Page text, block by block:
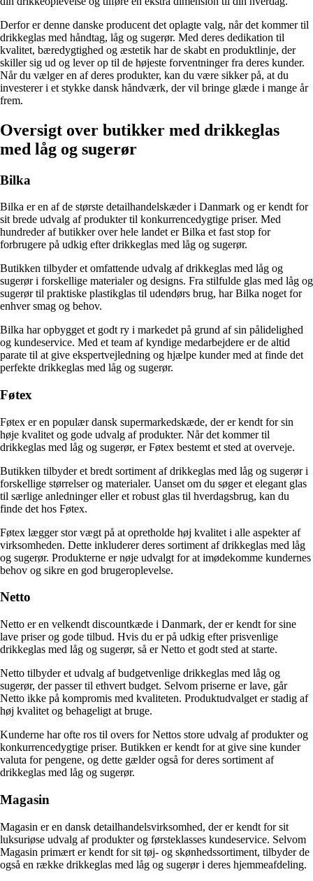
Derfor er denne danske producent det oplagte valg, når det kommer til
drikkeglas med håndtag, låg og sugerør. Med deres dedikation til
kvalitet, bæredygtighed og æstetik har de skabt en produktlinje, der
skiller sig ud og lever op til de højeste forventninger fra deres kunder.
Når du vælger en af deres produkter, kan du være sikker på, at du
investerer i et stykke dansk håndværk, der vil bringe glæde i mange år
frem.
Oversigt over butikker med drikkeglas
med låg og sugerør
Bilka
Bilka er en af de største detailhandelskæder i Danmark og er kendt for
sit brede udvalg af produkter til konkurrencedygtige priser. Med
hundreder af butikker over hele landet er Bilka et fast stop for
forbrugere på udkig efter drikkeglas med låg og sugerør.
Butikken tilbyder et omfattende udvalg af drikkeglas med låg og
sugerør i forskellige materialer og designs. Fra stilfulde glas med låg og
sugerør til praktiske plastikglas til udendørs brug, har Bilka noget for
enhver smag og behov.
Bilka har opbygget et godt ry i markedet på grund af sin pålidelighed
og kundeservice. Med et team af kyndige medarbejdere er de altid
parate til at give ekspertvejledning og hjælpe kunder med at finde det
perfekte drikkeglas med låg og sugerør.
Føtex
Føtex er en populær dansk supermarkedskæde, der er kendt for sin
høje kvalitet og gode udvalg af produkter. Når det kommer til
drikkeglas med låg og sugerør, er Føtex bestemt et sted at overveje.
Butikken tilbyder et bredt sortiment af drikkeglas med låg og sugerør i
forskellige størrelser og materialer. Uanset om du søger et elegant glas
til særlige anledninger eller et robust glas til hverdagsbrug, kan du
finde det hos Føtex.
Føtex lægger stor vægt på at opretholde høj kvalitet i alle aspekter af
virksomheden. Dette inkluderer deres sortiment af drikkeglas med låg
og sugerør. Produkterne er nøje udvalgt for at imødekomme kundernes
behov og sikre en god brugeroplevelse.
Netto
Netto er en velkendt discountkæde i Danmark, der er kendt for sine
lave priser og gode tilbud. Hvis du er på udkig efter prisvenlige
drikkeglas med låg og sugerør, så er Netto et godt sted at starte.
Netto tilbyder et udvalg af budgetvenlige drikkeglas med låg og
sugerør, der passer til ethvert budget. Selvom priserne er lave, går
Netto ikke på kompromis med kvaliteten. Produktudvalget er stadig af
høj kvalitet og behageligt at bruge.
Kunderne har ofte ros til overs for Nettos store udvalg af produkter og
konkurrencedygtige priser. Butikken er kendt for at give sine kunder
valuta for pengene, og dette gælder også for deres sortiment af
drikkeglas med låg og sugerør.
Magasin
Magasin er en dansk detailhandelsvirksomhed, der er kendt for sit
luksuriøse udvalg af produkter og førsteklasses kundeservice. Selvom
Magasin primært er kendt for sit tøj- og skønhedssortiment, tilbyder de
også en række drikkeglas med låg og sugerør i deres hjemmeafdeling.